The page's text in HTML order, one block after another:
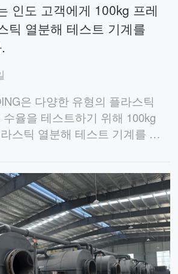
인도 고객에게 100kg 프레
틱 열분해 테스트 기계를
은 다양한 유형의 플라스틱
율을 테스트하기 위해 100kg
스틱 열분해 테스트 기계를 인